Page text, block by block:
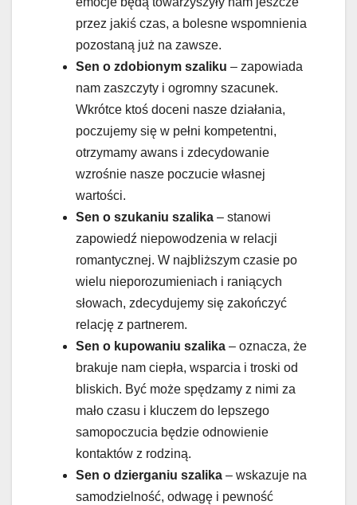
przez jakiś czas, a bolesne wspomnienia
pozostaną już na zawsze.
Sen o zdobionym szaliku – zapowiada
nam zaszczyty i ogromny szacunek.
Wkrótce ktoś doceni nasze działania,
poczujemy się w pełni kompetentni,
otrzymamy awans i zdecydowanie
wzrośnie nasze poczucie własnej
wartości.
Sen o szukaniu szalika – stanowi
zapowiedź niepowodzenia w relacji
romantycznej. W najbliższym czasie po
wielu nieporozumieniach i raniących
słowach, zdecydujemy się zakończyć
relację z partnerem.
Sen o kupowaniu szalika – oznacza, że
brakuje nam ciepła, wsparcia i troski od
bliskich. Być może spędzamy z nimi za
mało czasu i kluczem do lepszego
samopoczucia będzie odnowienie
kontaktów z rodziną.
Sen o dzierganiu szalika – wskazuje na
samodzielność, odwagę i pewność